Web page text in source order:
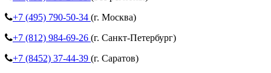
+7 (495) 790-50-34 (г. Москва)
+7 (812) 984-69-26 (г. Санкт-Петербург)
+7 (8452) 37-44-39 (г. Саратов)